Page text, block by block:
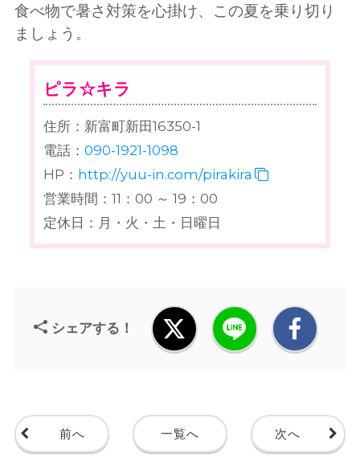
食べ物で暑さ対策を心掛け、この夏を乗り切り
ましょう。
ピラ☆キラ
住所：新富町新田16350-1
電話：090-1921-1098
HP： http://yuu-in.com/pirakira
営業時間：11：00 ～ 19：00
定休日：月・火・土・日曜日
シェアする！
前へ 一覧へ 次へ